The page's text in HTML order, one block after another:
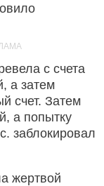
с счета
а затем
счет. Затем
а попытку
заблокировал
жертвой